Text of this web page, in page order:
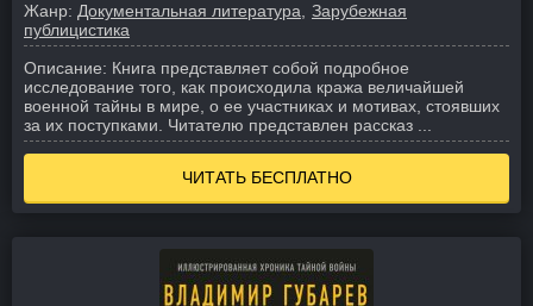
Жанр: Документальная литература
Зарубежная
публицистика
Описание: Книга представляет собой подробное
исследование того, как происходила кража величайшей
военной тайны в мире, о ее участниках и мотивах, стоявших
за их поступками. Читателю представлен рассказ ...
ЧИТАТЬ БЕСПЛАТНО